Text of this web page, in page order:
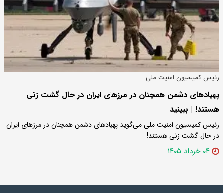
رئیس کمیسیون امنیت ملی:
پهپادهای دشمن همچنان در مرزهای ایران در حال گشت زنی
هستند! | ببینید
رئیس کمیسیون امنیت ملی می‌گوید پهپادهای دشمن همچنان در مرزهای ایران
در حال گشت زنی هستند!
۰۴ خرداد ۱۴۰۵